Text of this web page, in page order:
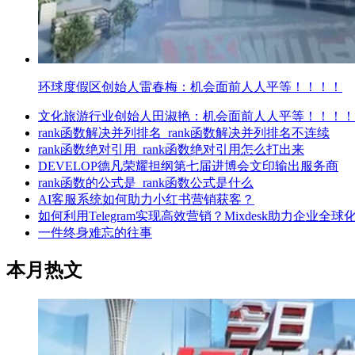
环球度假区创始人雷春梅：机会面前人人平等！！！！
文化旅游行业创始人田淑艳：机会面前人人平等！！！！
rank函数解决并列排名_rank函数解决并列排名不连续
rank函数绝对引用_rank函数绝对引用怎么打出来
DEVELOP德凡荣耀担纲第七届进博会文印输出服务商
rank函数的公式是_rank函数公式是什么
AI客服系统如何助力小红书营销获客？
如何利用Telegram实现高效营销？Mixdesk助力企业全球
一件终身难忘的往事
本月热文